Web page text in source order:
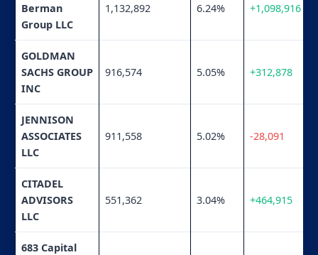
Berman
Group LLC
1,132,892 6.24% +1,098,916
GOLDMAN
SACHS GROUP
INC
916,574 5.05% +312,878
JENNISON
ASSOCIATES
LLC
911,558 5.02% -28,091
CITADEL
ADVISORS
LLC
551,362 3.04% +464,915
683 Capital